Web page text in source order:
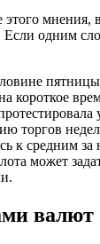
этого
одним
короткое
торгов
к средним за
может
валют